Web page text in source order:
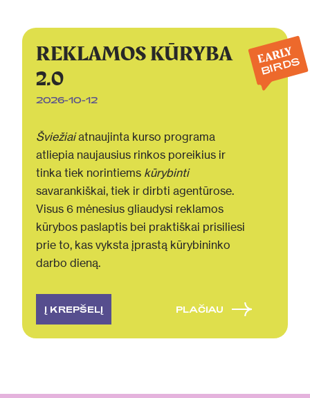
REKLAMOS KŪRYBA
2.0
2026-10-12
Šviežiaiatnaujinta kurso programa
atliepia naujausius rinkos poreikius ir
tinka tiek norintiems kūrybinti
savarankiškai, tiek ir dirbti agentūrose.
Visus 6 mėnesius gliaudysi reklamos
kūrybos paslaptis bei praktiškai prisiliesi
prie to, kas vyksta įprastą kūrybininko
darbo dieną.
Į KREPŠELĮ PLAČIAU
EARLY
BIRDS